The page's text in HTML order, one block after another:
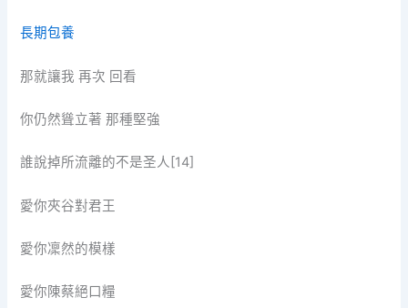
長期包養
那就讓我 再次 回看
你仍然聳立著 那種堅強
誰說掉所流離的不是圣人[14]
愛你夾谷對君王
愛你凜然的模樣
愛你陳蔡絕口糧